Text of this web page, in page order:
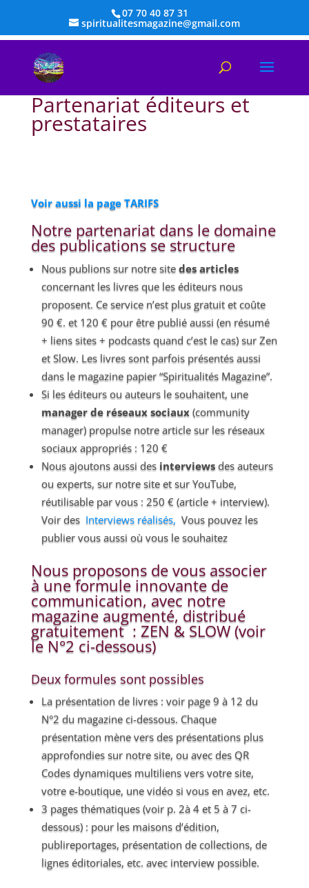
07 70 40 87 31
spiritualitesmagazine@gmail.com
Partenariat éditeurs et
prestataires
Voir aussi la page TARIFS
Notre partenariat dans le domaine
des publications se structure
Nous publions sur notre site des articles
concernant les livres que les éditeurs nous
proposent. Ce service n’est plus gratuit et coûte
90 €. et 120 € pour être publié aussi (en résumé
+ liens sites + podcasts quand c’est le cas) sur Zen
et Slow. Les livres sont parfois présentés aussi
dans le magazine papier “Spiritualités Magazine”.
Si les éditeurs ou auteurs le souhaitent, une
manager de réseaux sociaux(community
manager) propulse notre article sur les réseaux
sociaux appropriés : 120 €
Nous ajoutons aussi desinterviewsdes auteurs
ou experts, sur notre site et sur YouTube,
réutilisable par vous : 250 € (article + interview).
Voir des Interviews réalisés, Vous pouvez les
publier vous aussi où vous le souhaitez
Nous proposons de vous associer
à une formule innovante de
communication, avec notre
magazine augmenté, distribué
gratuitement : ZEN & SLOW (voir
le N°2 ci-dessous)
Deux formules sont possibles
La présentation de livres : voir page 9 à 12 du
N°2 du magazine ci-dessous. Chaque
présentation mène vers des présentations plus
approfondies sur notre site, ou avec des QR
Codes dynamiques multiliens vers votre site,
votre e-boutique, une vidéo si vous en avez, etc.
3 pages thématiques (voir p. 2à 4 et 5 à 7 ci-
dessous) : pour les maisons d’édition,
publireportages, présentation de collections, de
lignes éditoriales, etc. avec interview possible.